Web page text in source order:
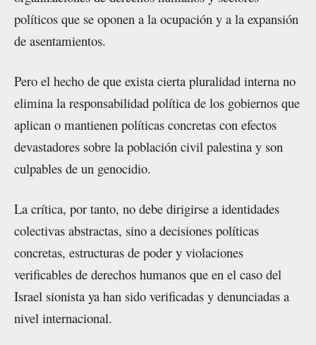
políticos que se oponen a la ocupación y a la expansión
de asentamientos.
Pero el hecho de que exista cierta pluralidad interna no
elimina la responsabilidad política de los gobiernos que
aplican o mantienen políticas concretas con efectos
devastadores sobre la población civil palestina y son
culpables de un genocidio.
La crítica, por tanto, no debe dirigirse a identidades
colectivas abstractas, sino a decisiones políticas
concretas, estructuras de poder y violaciones
verificables de derechos humanos que en el caso del
Israel sionista ya han sido verificadas y denunciadas a
nivel internacional.